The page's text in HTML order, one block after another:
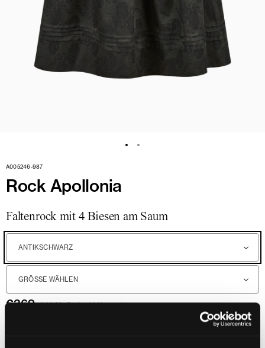
A005246-987
Rock Apollonia
Faltenrock mit 4 Biesen am Saum
ANTIKSCHWARZ
GRÖSSE WÄHLEN
€369 inkl. MwSt. / exkl. Versand